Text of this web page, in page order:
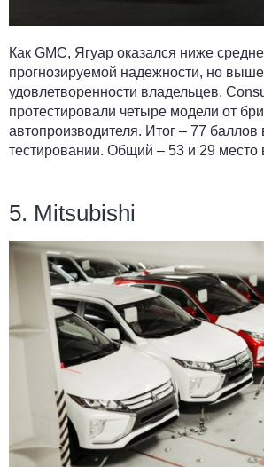
Как GMC, Ягуар оказался ниже
прогнозируемой надежности, но
удовлетворенности владельцев.
протестировали четыре модели от
автопроизводителя. Итог – 77
тестировании. Общий – 53 и 29 место
5. Mitsubishi